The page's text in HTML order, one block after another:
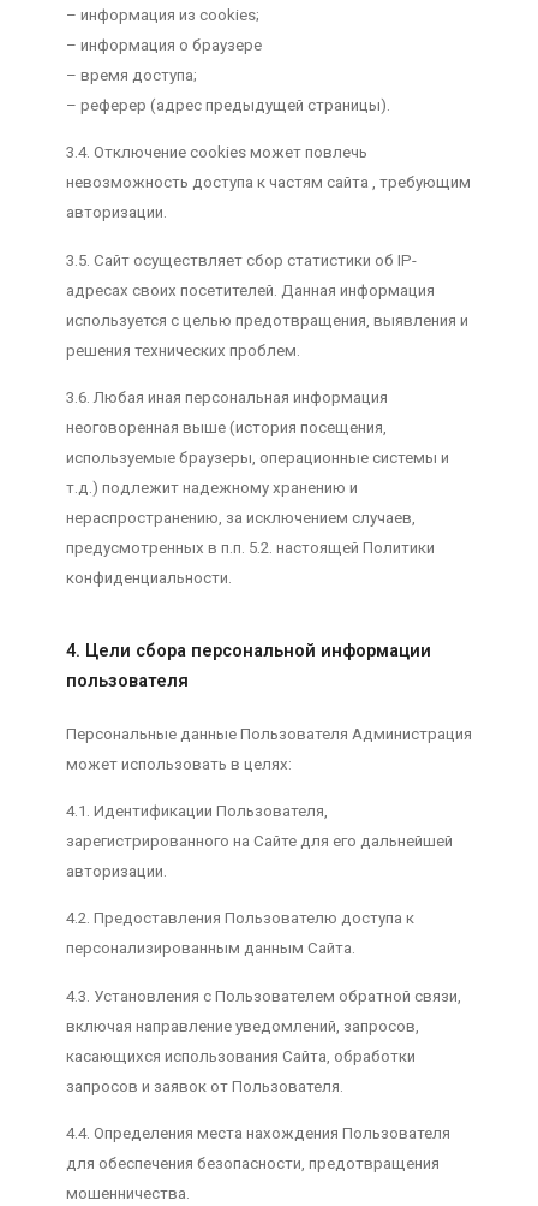
– информация из cookies;
– информация о браузере
– время доступа;
– реферер (адрес предыдущей страницы).
3.4. Отключение cookies может повлечь
невозможность доступа к частям сайта , требующим
авторизации.
3.5. Сайт осуществляет сбор статистики об IP-
адресах своих посетителей. Данная информация
используется с целью предотвращения, выявления и
решения технических проблем.
3.6. Любая иная персональная информация
неоговоренная выше (история посещения,
используемые браузеры, операционные системы и
т.д.) подлежит надежному хранению и
нераспространению, за исключением случаев,
предусмотренных в п.п. 5.2. настоящей Политики
конфиденциальности.
4. Цели сбора персональной информации
пользователя
Персональные данные Пользователя Администрация
может использовать в целях:
4.1. Идентификации Пользователя,
зарегистрированного на Сайте для его дальнейшей
авторизации.
4.2. Предоставления Пользователю доступа к
персонализированным данным Сайта.
4.3. Установления с Пользователем обратной связи,
включая направление уведомлений, запросов,
касающихся использования Сайта, обработки
запросов и заявок от Пользователя.
4.4. Определения места нахождения Пользователя
для обеспечения безопасности, предотвращения
мошенничества.